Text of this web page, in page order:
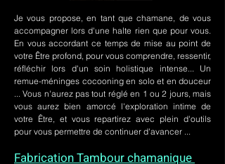
Je vous propose, en tant que chamane, de vous
accompagner lors d'une halte rien que pour vous.
En vous accordant ce temps de mise au point de
votre Être profond, pour vous comprendre, ressentir,
réfléchir lors d'un soin holistique intense... Un
remue-méninges cocooning en solo et en douceur
... Vous n'aurez pas tout réglé en 1 ou 2 jours, mais
vous aurez bien amorcé l'exploration intime de
votre Être, et vous repartirez avec plein d'outils
pour vous permettre de continuer d'avancer ...
Fabrication Tambour chamanique